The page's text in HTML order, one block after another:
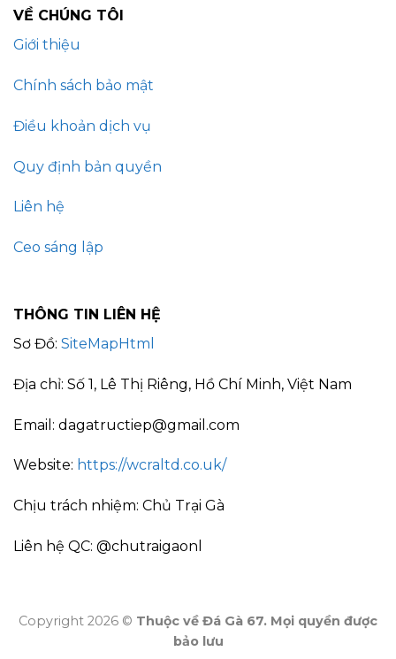
VỀ CHÚNG TÔI
Giới thiệu
Chính sách bảo mật
Điều khoản dịch vụ
Quy định bản quyền
Liên hệ
Ceo sáng lập
THÔNG TIN LIÊN HỆ
Sơ Đồ: SiteMapHtml
Địa chỉ: Số 1, Lê Thị Riêng, Hồ Chí Minh, Việt Nam
Email: dagatructiep@gmail.com
Website: https://wcraltd.co.uk/
Chịu trách nhiệm: Chủ Trại Gà
Liên hệ QC: @chutraigaonl
Copyright 2026 © Thuộc về Đá Gà 67. Mọi quyền được
bảo lưu